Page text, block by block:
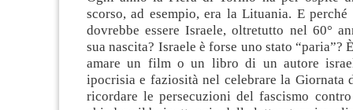
scorso, ad esempio, era la Lituania. E perché
dovrebbe essere Israele, oltretutto nel 60°
sua nascita? Israele è forse uno stato “paria”?
amare un film o un libro di un autore
ipocrisia e faziosità nel celebrare la Giornata
ricordare le persecuzioni del fascismo